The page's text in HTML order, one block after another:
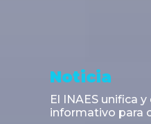
Noticia
El INAES unifica
informativo para